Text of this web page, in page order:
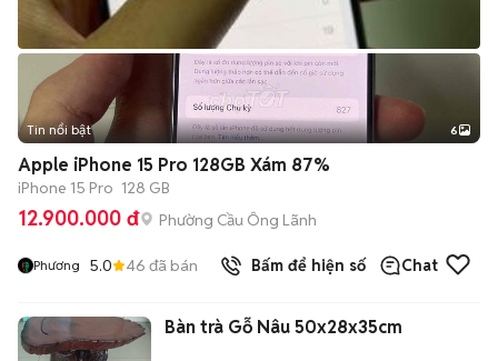
+2
Tin nổi bật 6
Apple iPhone 15 Pro 128GB Xám 87%
iPhone 15 Pro 128 GB
12.900.000 đ Phường Cầu Ông Lãnh
Phương 5.0 46 đã bán Bấm để hiện số Chat
Bàn trà Gỗ Nâu 50x28x35cm